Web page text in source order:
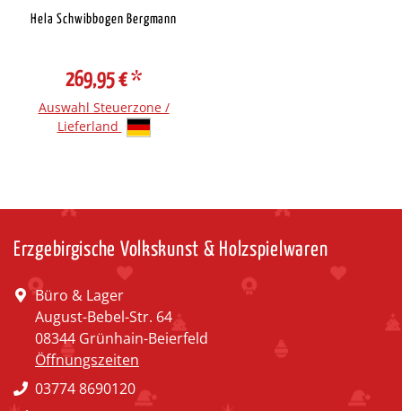
Hela Schwibbogen Bergmann
269,95 €*
Auswahl Steuerzone /
Lieferland
Erzgebirgische Volkskunst & Holzspielwaren
Büro & Lager
August-Bebel-Str. 64
08344 Grünhain-Beierfeld
Öffnungszeiten
03774 8690120